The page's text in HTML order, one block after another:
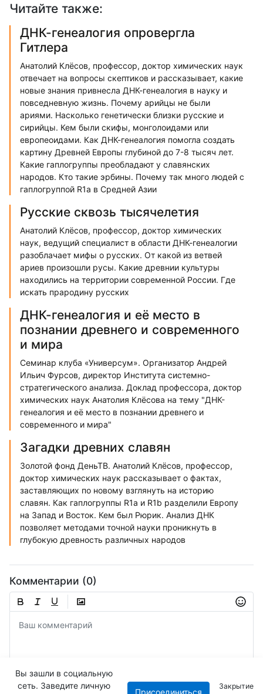
Читайте также:
ДНК-генеалогия опровергла
Гитлера
Анатолий Клёсов, профессор, доктор химических наук
отвечает на вопросы скептиков и рассказывает, какие
новые знания привнесла ДНК-генеалогия в науку и
повседневную жизнь. Почему арийцы не были
ариями. Насколько генетически близки русские и
сирийцы. Кем были скифы, монголоидами или
европеоидами. Как ДНК-генеалогия помогла создать
картину Древней Европы глубиной до 7-8 тысяч лет.
Какие гаплогруппы преобладают у славянских
народов. Кто такие эрбины. Почему так много людей с
гаплогруппой R1а в Средней Азии
Русские сквозь тысячелетия
Анатолий Клёсов, профессор, доктор химических
наук, ведущий специалист в области ДНК-генеалогии
разоблачает мифы о русских. От какой из ветвей
ариев произошли русы. Какие древнии культуры
находились на территории современной России. Где
искать прародину русских
ДНК-генеалогия и её место в
познании древнего и современного
и мира
Семинар клуба «Универсум». Организатор Андрей
Ильич Фурсов, директор Института системно-
стратегического анализа. Доклад профессора, доктор
химических наук Анатолия Клёсова на тему "ДНК-
генеалогия и её место в познании древнего и
современного и мира"
Загадки древних славян
Золотой фонд ДеньТВ. Анатолий Клёсов, профессор,
доктор химических наук рассказывает о фактах,
заставляющих по новому взглянуть на историю
славян. Как гаплогруппы R1a и R1b разделили Европу
на Запад и Восток. Кем был Рюрик. Анализ ДНК
позволяет методами точной науки проникнуть в
глубокую древность различных народов
Комментарии (0)
Вы зашли в социальную
сеть. Заведите личную
Присоединиться
Закрытие